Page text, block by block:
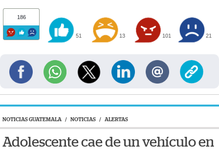
186
51 13 101 21
NOTICIAS GUATEMALA / NOTICIAS / ALERTAS
Adolescente cae de un vehículo en